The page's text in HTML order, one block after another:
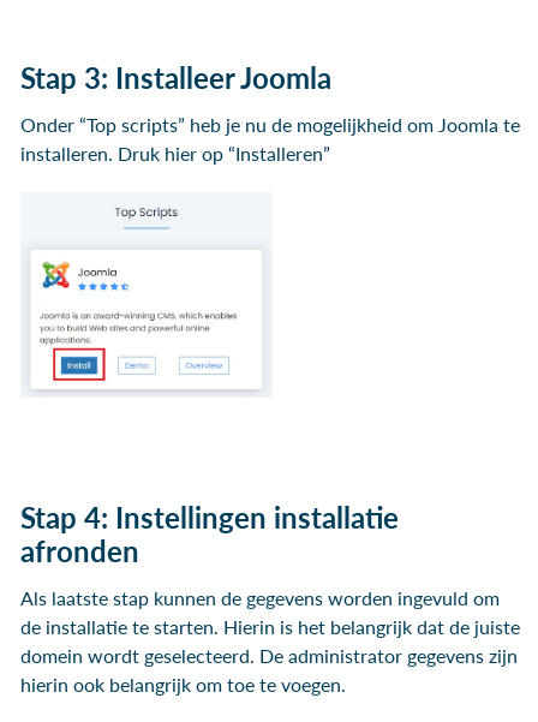
Stap 3: Installeer Joomla
Onder “Top scripts” heb je nu de mogelijkheid om Joomla te
installeren. Druk hier op “Installeren”
Stap 4: Instellingen installatie
afronden
Als laatste stap kunnen de gegevens worden ingevuld om
de installatie te starten. Hierin is het belangrijk dat de juiste
domein wordt geselecteerd. De administrator gegevens zijn
hierin ook belangrijk om toe te voegen.